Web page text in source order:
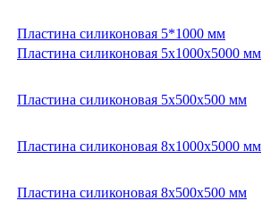
Пластина силиконовая 5*1000 мм
Пластина силиконовая 5х1000х5000 мм
Пластина силиконовая 5х500х500 мм
Пластина силиконовая 8х1000х5000 мм
Пластина силиконовая 8х500х500 мм